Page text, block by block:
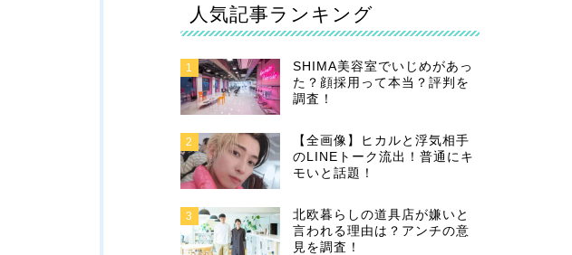
人気記事ランキング
1
SHIMA美容室でいじめがあっ
た？顔採用って本当？評判を
調査！
2
【全画像】ヒカルと浮気相手
のLINEトーク流出！普通にキ
モいと話題！
3
北欧暮らしの道具店が嫌いと
言われる理由は？アンチの意
見を調査！